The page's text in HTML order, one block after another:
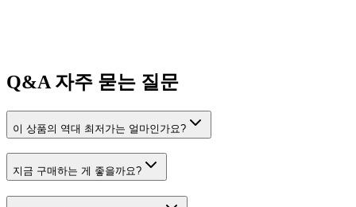
Q&A 자주 묻는 질문
이 상품의 역대 최저가는 얼마인가요?
지금 구매하는 게 좋을까요?